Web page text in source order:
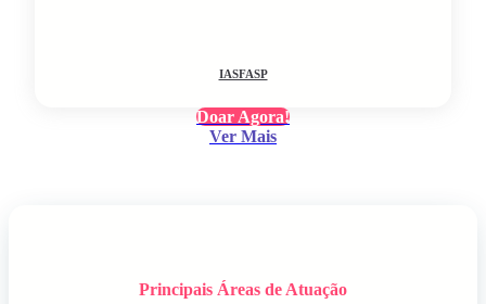
IASFASP
Doar Agora!
Ver Mais
Principais Áreas de Atuação